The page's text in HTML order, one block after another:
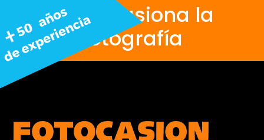
Nos apasiona la
fotografía